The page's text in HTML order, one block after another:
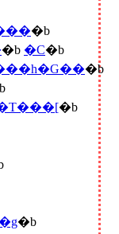
�b
�b �C�b
�b
�b
�b